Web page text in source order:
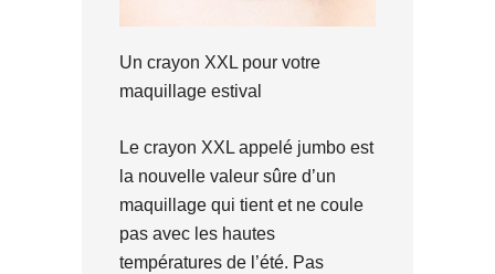
Un crayon XXL pour votre
maquillage estival
Le crayon XXL appelé jumbo est
la nouvelle valeur sûre d’un
maquillage qui tient et ne coule
pas avec les hautes
températures de l’été. Pas